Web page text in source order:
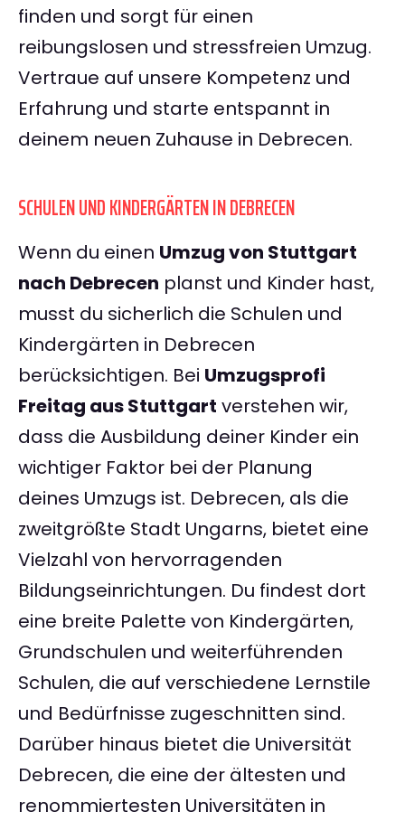
finden und sorgt für einen
reibungslosen und stressfreien Umzug.
Vertraue auf unsere Kompetenz und
Erfahrung und starte entspannt in
deinem neuen Zuhause in Debrecen.
SCHULEN UND KINDERGÄRTEN IN DEBRECEN
Wenn du einen Umzug von Stuttgart
nach Debrecen planst und Kinder hast,
musst du sicherlich die Schulen und
Kindergärten in Debrecen
berücksichtigen. Bei Umzugsprofi
Freitag aus Stuttgart verstehen wir,
dass die Ausbildung deiner Kinder ein
wichtiger Faktor bei der Planung
deines Umzugs ist. Debrecen, als die
zweitgrößte Stadt Ungarns, bietet eine
Vielzahl von hervorragenden
Bildungseinrichtungen. Du findest dort
eine breite Palette von Kindergärten,
Grundschulen und weiterführenden
Schulen, die auf verschiedene Lernstile
und Bedürfnisse zugeschnitten sind.
Darüber hinaus bietet die Universität
Debrecen, die eine der ältesten und
renommiertesten Universitäten in